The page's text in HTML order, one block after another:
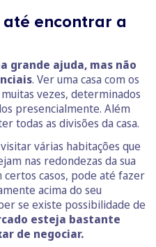
até encontrar a
grande ajuda, mas não
. Ver uma casa com os
vezes, determinados
presencialmente. Além
todas as divisões da casa.
várias habitações que
nas redondezas da sua
certos casos, pode até fazer
acima do seu
se existe possibilidade de
esteja bastante
de negociar.